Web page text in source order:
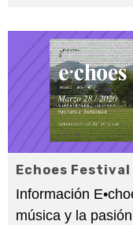
Echoes Festival
Información
música y la